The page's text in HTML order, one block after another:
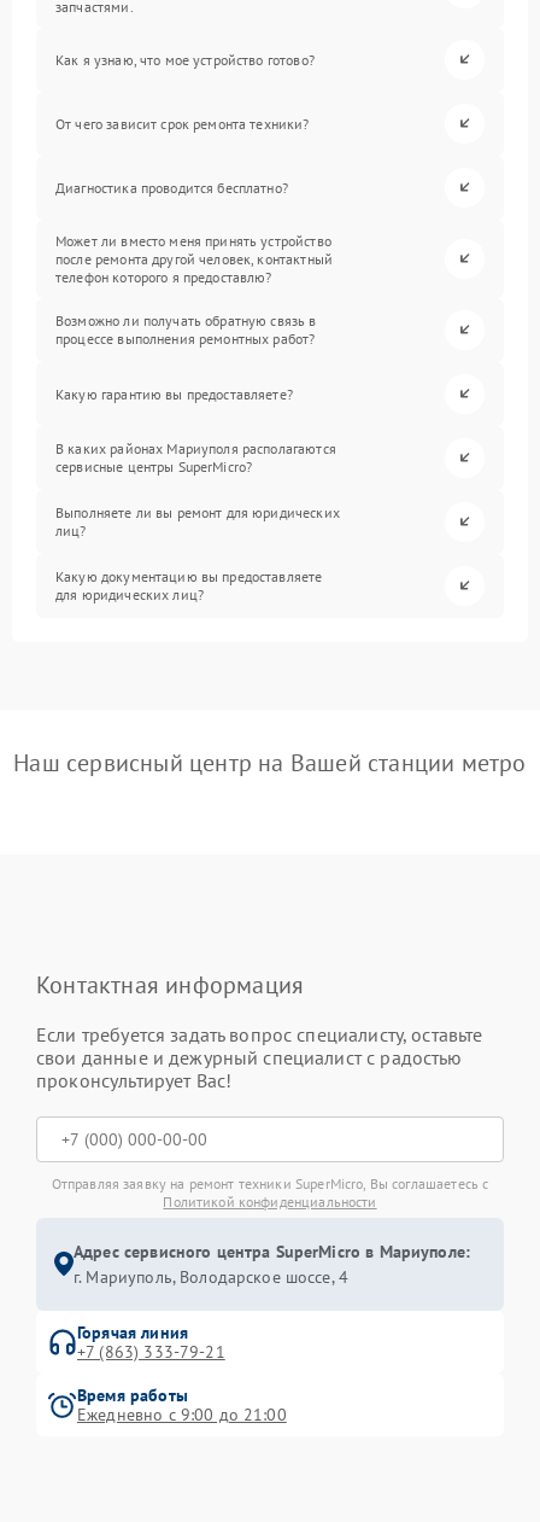
запчастями.
Как я узнаю, что мое устройство готово?
От чего зависит срок ремонта техники?
Диагностика проводится бесплатно?
Может ли вместо меня принять устройство
после ремонта другой человек, контактный
телефон которого я предоставлю?
Возможно ли получать обратную связь в
процессе выполнения ремонтных работ?
Какую гарантию вы предоставляете?
В каких районах Мариуполя располагаются
сервисные центры SuperMicro?
Выполняете ли вы ремонт для юридических
лиц?
Какую документацию вы предоставляете
для юридических лиц?
Наш сервисный центр на Вашей станции метро
Контактная информация
Если требуется задать вопрос специалисту, оставьте
свои данные и дежурный специалист с радостью
проконсультирует Вас!
Отправляя заявку на ремонт техники SuperMicro, Вы соглашаетесь с
Политикой конфиденциальности
Адрес сервисного центра SuperMicro в Мариуполе:
г. Мариуполь, Володарское шоссе, 4
Горячая линия
+7 (863) 333-79-21
Время работы
Ежедневно с 9:00 до 21:00